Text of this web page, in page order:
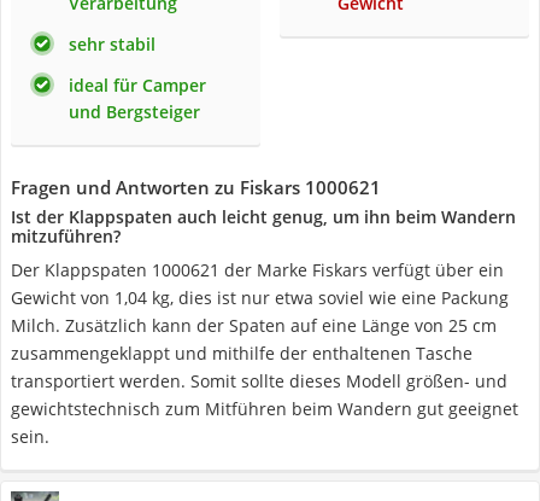
sehr stabil
ideal für Camper
und Bergsteiger
Fragen und Antworten zu Fiskars 1000621
Ist der Klappspaten auch leicht genug, um ihn beim Wandern
mitzuführen?
Der Klappspaten 1000621 der Marke Fiskars verfügt über ein
Gewicht von 1,04 kg, dies ist nur etwa soviel wie eine Packung
Milch. Zusätzlich kann der Spaten auf eine Länge von 25 cm
zusammengeklappt und mithilfe der enthaltenen Tasche
transportiert werden. Somit sollte dieses Modell größen- und
gewichtstechnisch zum Mitführen beim Wandern gut geeignet
sein.